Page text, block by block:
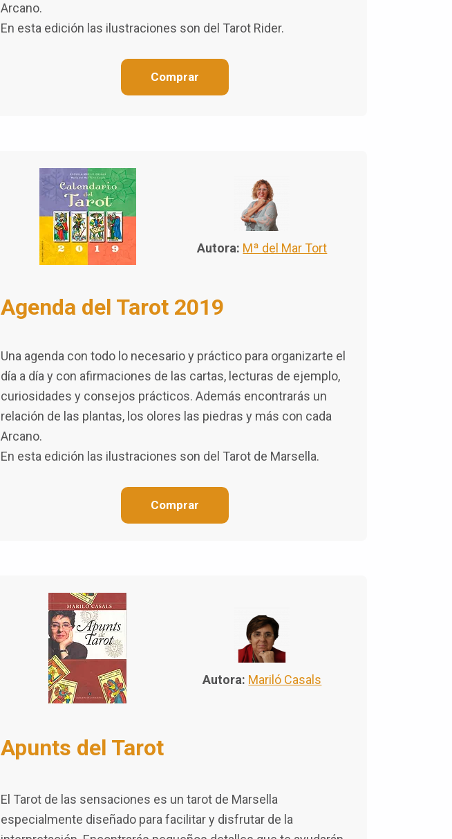
Arcano.
En esta edición las ilustraciones son del Tarot Rider.
Comprar
Autora: Mª del Mar Tort
Agenda del Tarot 2019
Una agenda con todo lo necesario y práctico para organizarte el
día a día y con afirmaciones de las cartas, lecturas de ejemplo,
curiosidades y consejos prácticos. Además encontrarás un
relación de las plantas, los olores las piedras y más con cada
Arcano.
En esta edición las ilustraciones son del Tarot de Marsella.
Comprar
Autora: Mariló Casals
Apunts del Tarot
El Tarot de las sensaciones es un tarot de Marsella
especialmente diseñado para facilitar y disfrutar de la